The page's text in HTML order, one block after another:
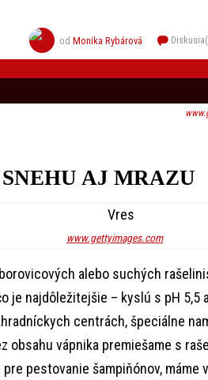
odMonika Rybárová Diskusia(
AJ MRAZU
www.gettyimages.com
alebo suchých
je najdôležitejšie – kyslú s pH 5,5
centrách, špeciálne
obsahu vápnika premiešame s
pestovanie šampiňónov, máme